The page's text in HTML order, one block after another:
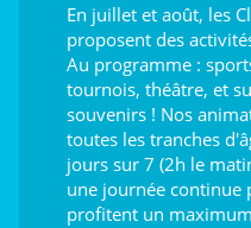
En juillet et août, les
proposent des
Au programme :
tournois, théâtre, et
souvenirs ! Nos
toutes les tranches
jours sur 7 (2h le
une journée continue
profitent un